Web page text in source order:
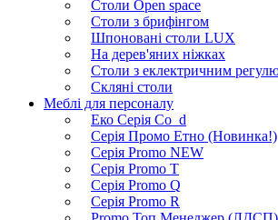
Столи Open space
Столи з брифінгом
Шпоновані столи LUX
На дерев'яних ніжках
Столи з еклектричним
Скляні столи
Меблі для персоналу
Еко Серія Co_d
Серія Промо Етно (Новинка!)
Серія Promo NEW
Серія Promo Т
Серія Promo Q
Серія Promo R